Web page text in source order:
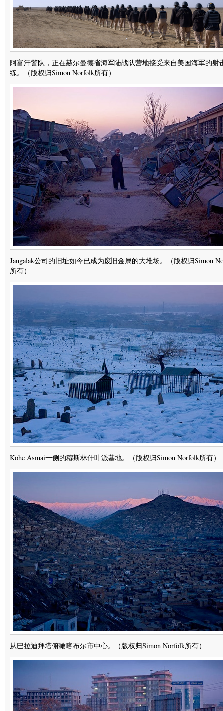
阿富汗警队，正在赫尔曼德省海军陆战队营地接受来自美国海军的射
练。（版权归Simon Norfolk所有）
Jangalak公司的旧址如今已成为废旧金属的大堆场。（版权归Simon
所有）
Kohe Asmai一侧的穆斯林什叶派墓地。（版权归Simon Norfolk所有）
从巴拉迪拜塔俯瞰喀布尔市中心。（版权归Simon Norfolk所有）